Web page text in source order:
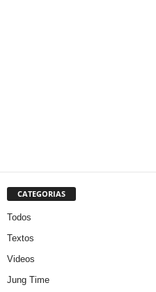
CATEGORIAS
Todos
Textos
Videos
Jung Time